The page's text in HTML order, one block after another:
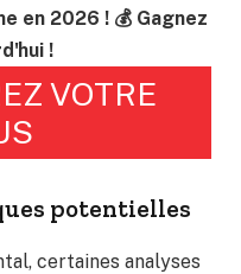
en 2026 ! 💰 Gagnez
!
VOTRE
potentielles
certaines analyses